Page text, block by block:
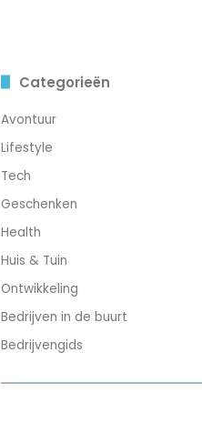
Categorieën
Avontuur
Lifestyle
Tech
Geschenken
Health
Huis & Tuin
Ontwikkeling
Bedrijven in de buurt
Bedrijvengids